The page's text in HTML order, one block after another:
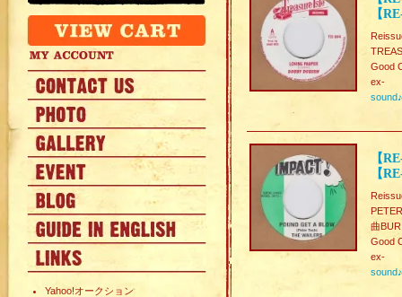
Yahoo!オークション
【
Good
ex-
sound♪
【
【
曲
Good
ex-
sound♪